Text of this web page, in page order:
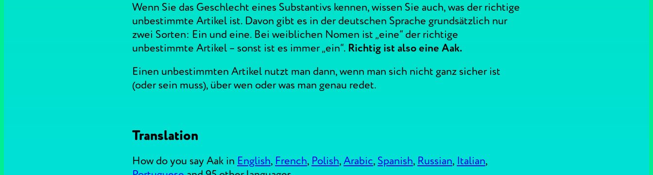
Wenn Sie das Geschlecht eines Substantivs kennen, wissen Sie auch, was der richtige
unbestimmte Artikel ist. Davon gibt es in der deutschen Sprache grundsätzlich nur
zwei Sorten: Ein und eine. Bei weiblichen Nomen ist „eine“ der richtige
unbestimmte Artikel – sonst ist es immer „ein“. Richtig ist also eine Aak.
Einen unbestimmten Artikel nutzt man dann, wenn man sich nicht ganz sicher ist
(oder sein muss), über wen oder was man genau redet.
Translation
How do you say Aak in English, French, Polish,Arabic, Spanish, Russian, Italian,